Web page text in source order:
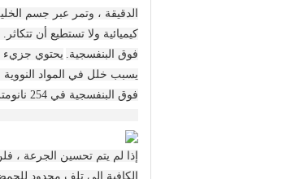
الدقيقة ، وتمر عبر جسم
فوق البنفسجية. يحتوي جزيء
يسبب خلل في المواد
فوق البنفسجية في 254 نانومتر إلى تشكيل dimers على طول خيوط الحمض النووي.
إذا لم يتم تحسين الجرعة ،
الكافية إلى تلف محدود